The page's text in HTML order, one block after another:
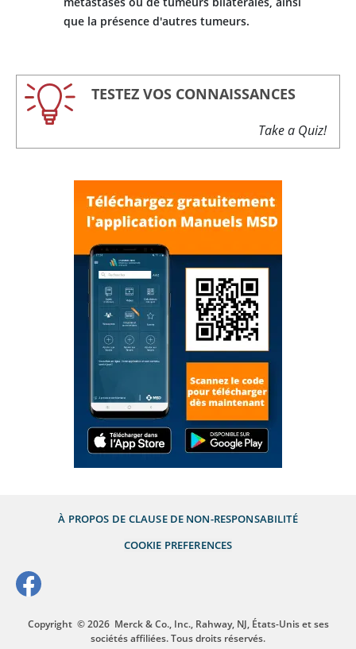
que la présence d'autres tumeurs.
TESTEZ VOS CONNAISSANCES
Take a Quiz!
À PROPOS DE CLAUSE DE NON-RESPONSABILITÉ
COOKIE PREFERENCES
Copyright © 2026 Merck & Co., Inc., Rahway, NJ, États-Unis et ses
sociétés affiliées. Tous droits réservés.